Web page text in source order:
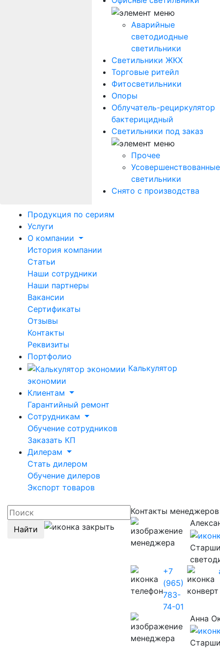
Аварийные
светодиодные
светильники
Светильники ЖКХ
Торговые ритейл
Фитосветильники
Опоры
Облучатель-рециркулятор
бактерицидный
Светильники под заказ
Прочее
Усовершенствованные
светильники
Снято с производства
Продукция по сериям
Услуги
О компании
История компании
Статьи
Наши сотрудники
Наши партнеры
Вакансии
Сертификаты
Отзывы
Контакты
Реквизиты
Портфолио
Калькулятор
экономии
Клиентам
Гарантийный ремонт
Сотрудникам
Обучение сотрудников
Заказать КП
Дилерам
Стать дилером
Обучение дилеров
Экспорт товаров
Найти
Контакты менеджеров
+7
(965)
783-
74-01
Анна